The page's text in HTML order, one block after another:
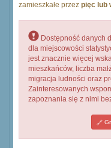
zamieszkałe przez pięc lub
Dostępność danych
dla miejscowości
jest znacznie więcej
mieszkańców, liczba
migracja ludności oraz
Zainteresowanych
zapoznania się z nimi